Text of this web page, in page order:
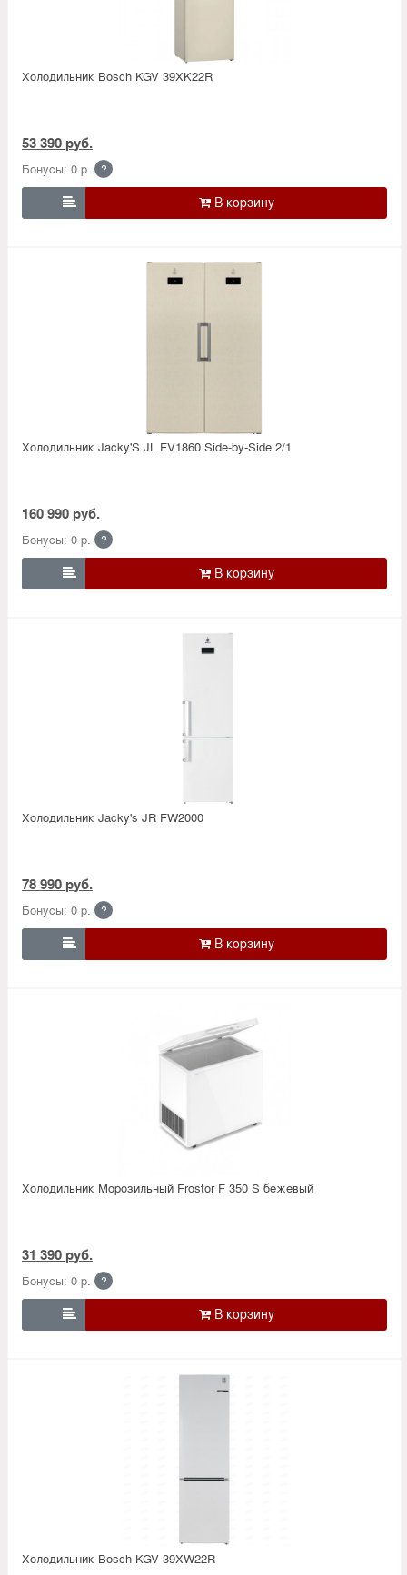
Холодильник Bosсh KGV 39XK22R
53 390 руб.
Бонусы: 0 р. ?

Холодильник Jacky'S JL FV1860 Side-by-Side 2/1
160 990 руб.
Бонусы: 0 р. ?

Холодильник Jacky's JR FW2000
78 990 руб.
Бонусы: 0 р. ?

Холодильник Морозильный Frostor F 350 S бежевый
31 390 руб.
Бонусы: 0 р. ?

Холодильник Bosсh KGV 39XW22R